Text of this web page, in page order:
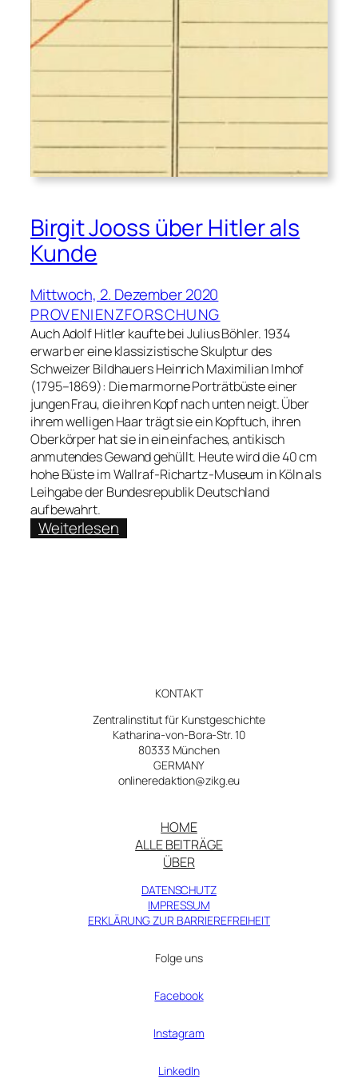
Birgit Jooss über Hitler als
Kunde
Mittwoch, 2. Dezember 2020
PROVENIENZFORSCHUNG
Auch Adolf Hitler kaufte bei Julius Böhler. 1934
erwarb er eine klassizistische Skulptur des
Schweizer Bildhauers Heinrich Maximilian Imhof
(1795–1869): Die marmorne Porträtbüste einer
jungen Frau, die ihren Kopf nach unten neigt. Über
ihrem welligen Haar trägt sie ein Kopftuch, ihren
Oberkörper hat sie in ein einfaches, antikisch
anmutendes Gewand gehüllt. Heute wird die 40 cm
hohe Büste im Wallraf-Richartz-Museum in Köln als
Leihgabe der Bundesrepublik Deutschland
aufbewahrt.
Weiterlesen:
KONTAKT
Zentralinstitut für Kunstgeschichte
Katharina-von-Bora-Str. 10
80333 München
GERMANY
onlineredaktion@zikg.eu
HOME
ALLE BEITRÄGE
ÜBER
DATENSCHUTZ
IMPRESSUM
ERKLÄRUNG ZUR BARRIEREFREIHEIT
Folge uns
Facebook
Instagram
LinkedIn